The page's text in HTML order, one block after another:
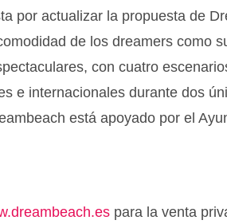
por actualizar la propuesta de
de los dreamers como
con cuatro
e internacionales durante dos
está apoyado por el
para la venta